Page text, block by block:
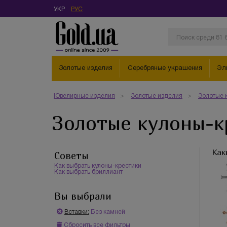
УКР РУС
Золотые изделия Серебряные украшения
Ювелирные изделия Золотые изделия Золотые
Золотые кулоны-
Советы
Как выбрать кулоны-крестики
Как выбрать бриллиант
Вы выбрали
Вставки: Без камней
Сбросить все фильтры